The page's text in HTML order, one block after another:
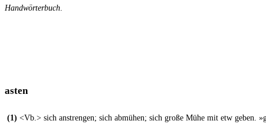
Hand­wör­ter­buch
asten
(1) <Vb.> sich anstren­gen; sich abmü­hen; sich gro­ße Mühe mit etw geben.